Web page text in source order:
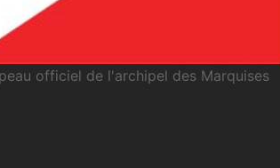
officiel de l'archipel des Marquises